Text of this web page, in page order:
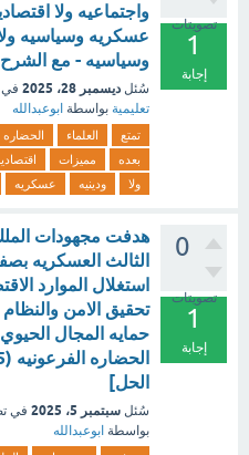
تصويتات
1
إجابة
واجتماعيه ولا
عسكريه وسياسيه ولا
وسياسيه - مع الشرح
سُئل ديسمبر 28، 2025 في
تعليمية بواسطة ابوعبدالله
تمتع العلماء الحضاره
بعده
مميزات
ولا
ودينيه عسكريه
0
تصويتات
1
إجابة
هدفت مجهودات
الثالث العسكريه
استغلال الموارد
تحقيق الامن
حمايه المجال
الحل]
سُئل سبتمبر 5، 2025 في
بواسطة ابوعبدالله